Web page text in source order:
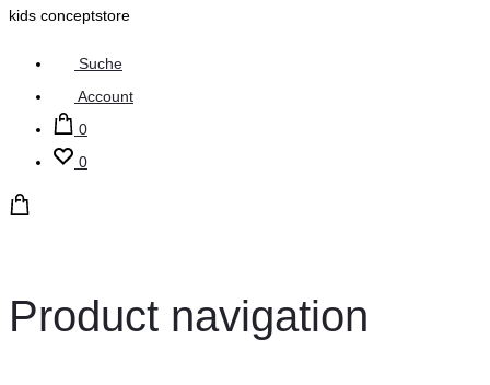
kids conceptstore
Suche
Account
0
0
Product navigation